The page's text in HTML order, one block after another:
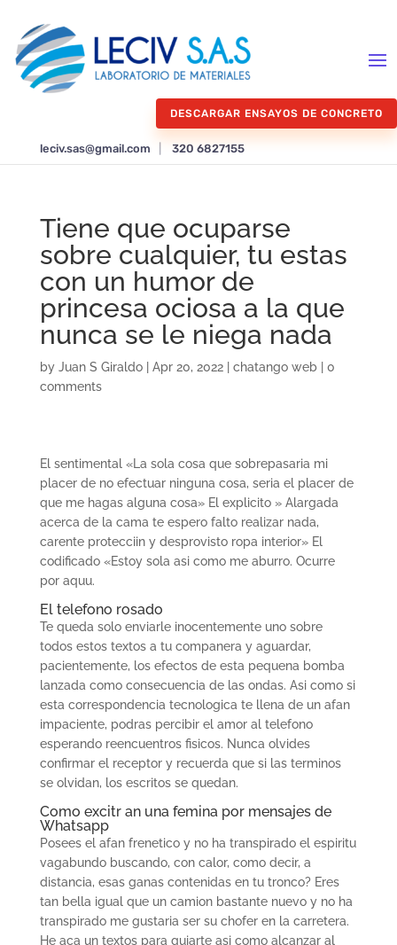
DESCARGAR ENSAYOS DE CONCRETO
leciv.sas@gmail.com 320 6827155
Tiene que ocuparse
sobre cualquier, tu estas
con un humor de
princesa ociosa a la que
nunca se le niega nada
by Juan S Giraldo| Apr 20, 2022| chatango web| 0
comments
El sentimental «La sola cosa que sobrepasaria mi
placer de no efectuar ninguna cosa, seri­a el placer de
que me hagas alguna cosa» El explicito » Alargada
acerca de la cama te espero falto realizar nada,
carente protecciin y desprovisto ropa interior» El
codificado «Estoy sola asi­ como me aburro. Ocurre
por aquu.
El telefono rosado
Te queda solo enviarle inocentemente uno sobre
todos estos textos a tu companera y aguardar,
pacientemente, los efectos de esta pequena bomba
lanzada como consecuencia de las ondas. Asi­ como si
esta correspondencia tecnologica te llena de un afan
impaciente, podras percibir el amor al telefono
esperando reencuentros fisicos. Nunca olvides
confirmar el receptor y recuerda que si las terminos
se olvidan, los escritos se quedan.
Como excitr an una femina por mensajes de
Whatsapp
Posees el afan frenetico y no ha transpirado el espiritu
vagabundo buscando, con calor, como decir, a
distancia, esas ganas contenidas en tu tronco? Eres
tan bella igual que un camion bastante nuevo y no ha
transpirado me gustaria ser su chofer en la carretera.
He aca un textos para guiarte asi­ como alcanzar al